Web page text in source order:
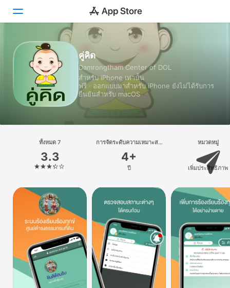
วันนี้
เกม
แอป
ค้นหา
แพลตฟอร์ม
iPad
Watch
คู่คิด
Damrongtham Center of DOL
สำหรับ iPhone เท่านั้น
ฟรี · ออกแบบมาสำหรับ iPhone ยังไม่ได้รับการ
ยืนยันสำหรับ macOS
ทั้งหมด 7
3.3
การจัดระดับความเหมาะสม
4+
ปี
หมวดหมู่
เพิ่มประสิทธิภาพ